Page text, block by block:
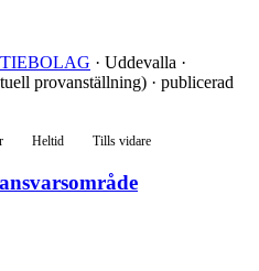
· Uddevalla ·
provanställning) · publicerad
Heltid Tills vidare